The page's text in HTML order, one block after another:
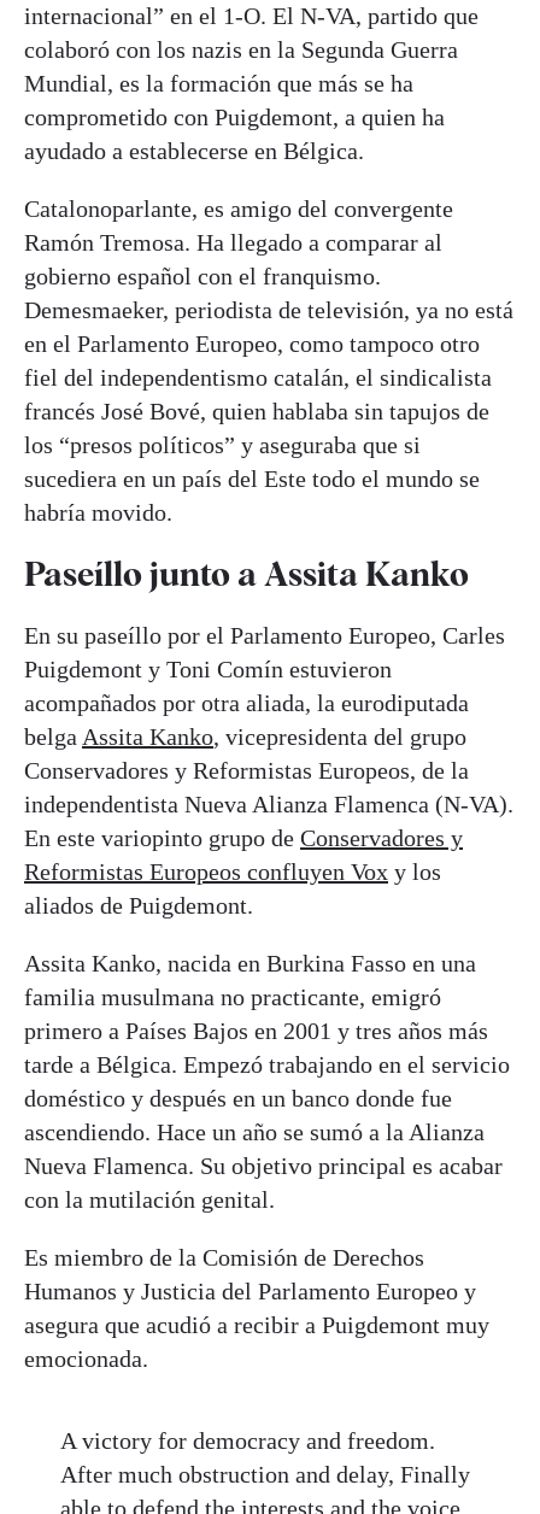
internacional” en el 1-O. El N-VA, partido que
colaboró con los nazis en la Segunda Guerra
Mundial, es la formación que más se ha
comprometido con Puigdemont, a quien ha
ayudado a establecerse en Bélgica.
Catalonoparlante, es amigo del convergente
Ramón Tremosa. Ha llegado a comparar al
gobierno español con el franquismo.
Demesmaeker, periodista de televisión, ya no está
en el Parlamento Europeo, como tampoco otro
fiel del independentismo catalán, el sindicalista
francés José Bové, quien hablaba sin tapujos de
los “presos políticos” y aseguraba que si
sucediera en un país del Este todo el mundo se
habría movido.
Paseíllo junto a Assita Kanko
En su paseíllo por el Parlamento Europeo, Carles
Puigdemont y Toni Comín estuvieron
acompañados por otra aliada, la eurodiputada
belgaAssita Kanko, vicepresidenta del grupo
Conservadores y Reformistas Europeos, de la
independentista Nueva Alianza Flamenca (N-VA).
En este variopinto grupo de Conservadores y
Reformistas Europeos confluyen Vox y los
aliados de Puigdemont.
Assita Kanko, nacida en Burkina Fasso en una
familia musulmana no practicante, emigró
primero a Países Bajos en 2001 y tres años más
tarde a Bélgica. Empezó trabajando en el servicio
doméstico y después en un banco donde fue
ascendiendo. Hace un año se sumó a la Alianza
Nueva Flamenca. Su objetivo principal es acabar
con la mutilación genital.
Es miembro de la Comisión de Derechos
Humanos y Justicia del Parlamento Europeo y
asegura que acudió a recibir a Puigdemont muy
emocionada.
A victory for democracy and freedom.
After much obstruction and delay, Finally
able to defend the interests and the voice